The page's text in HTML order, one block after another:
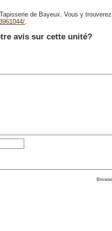
de Bayeux. Vous y
avis sur cette unité?